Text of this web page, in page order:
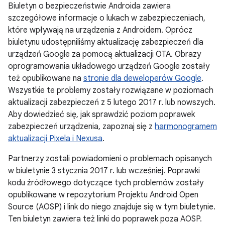
Biuletyn o bezpieczeństwie Androida zawiera
szczegółowe informacje o lukach w zabezpieczeniach,
które wpływają na urządzenia z Androidem. Oprócz
biuletynu udostępniliśmy aktualizację zabezpieczeń dla
urządzeń Google za pomocą aktualizacji OTA. Obrazy
oprogramowania układowego urządzeń Google zostały
też opublikowane na stronie dla deweloperów Google.
Wszystkie te problemy zostały rozwiązane w poziomach
aktualizacji zabezpieczeń z 5 lutego 2017 r. lub nowszych.
Aby dowiedzieć się, jak sprawdzić poziom poprawek
zabezpieczeń urządzenia, zapoznaj się z harmonogramem
aktualizacji Pixela i Nexusa.
Partnerzy zostali powiadomieni o problemach opisanych
w biuletynie 3 stycznia 2017 r. lub wcześniej. Poprawki
kodu źródłowego dotyczące tych problemów zostały
opublikowane w repozytorium Projektu Android Open
Source (AOSP) i link do niego znajduje się w tym biuletynie.
Ten biuletyn zawiera też linki do poprawek poza AOSP.